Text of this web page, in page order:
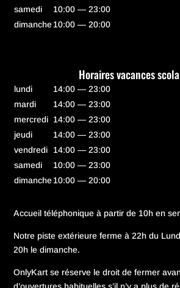
samedi
10:00 — 23:00
dimanche10:00 — 20:00
Horaires vacances
lundi
14:00 — 23:00
mardi
14:00 — 23:00
mercredi 14:00 — 23:00
jeudi
14:00 — 23:00
vendredi
14:00 — 23:00
samedi
10:00 — 23:00
dimanche10:00 — 20:00
Accueil téléphonique à partir de 10h en
Notre piste extérieure ferme à 22h du
20h le dimanche.
OnlyKart se réserve le droit de fermer